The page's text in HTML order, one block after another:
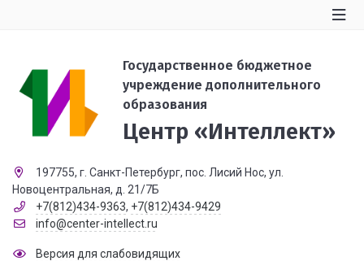
Государственное бюджетное
учреждение дополнительного
образования
Центр «Интеллект»
197755, г. Санкт-Петербург, пос. Лисий Нос, ул.
Новоцентральная, д. 21/7Б
+7(812)434-9363, +7(812)434-9429
info@center-intellect.ru
Версия для слабовидящих